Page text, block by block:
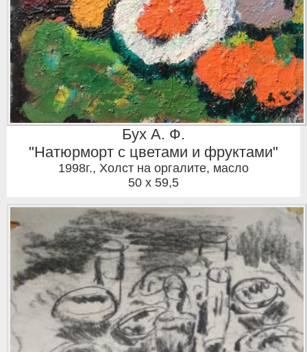
Бух А. Ф.
"Натюрморт с цветами и фруктами"
1998г., Холст на оргалите, масло
50 x 59,5